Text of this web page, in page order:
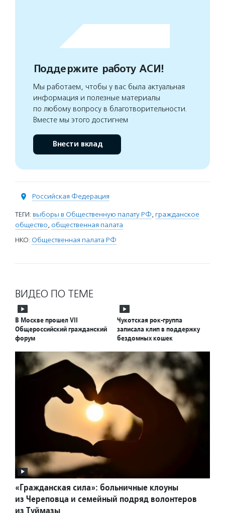
Поддержите работу АСИ!
Мы работаем, чтобы у вас была актуальная
информация и полезные материалы
по любому вопросу в благотворительности.
Вместе мы этого достигнем
Внести вклад
Российская Федерация
ТЕГИ: выборы в Общественную палату РФ, гражданское
общество, общественная палата
НКО: Общественная палата РФ
ВИДЕО ПО ТЕМЕ
В Москве прошел VII
Общероссийский гражданский
форум
Чукотская рок-группа
записала клип в поддержку
бездомных кошек
«Гражданская сила»: больничные клоуны
из Череповца и семейный подряд волонтеров
из Туймазы